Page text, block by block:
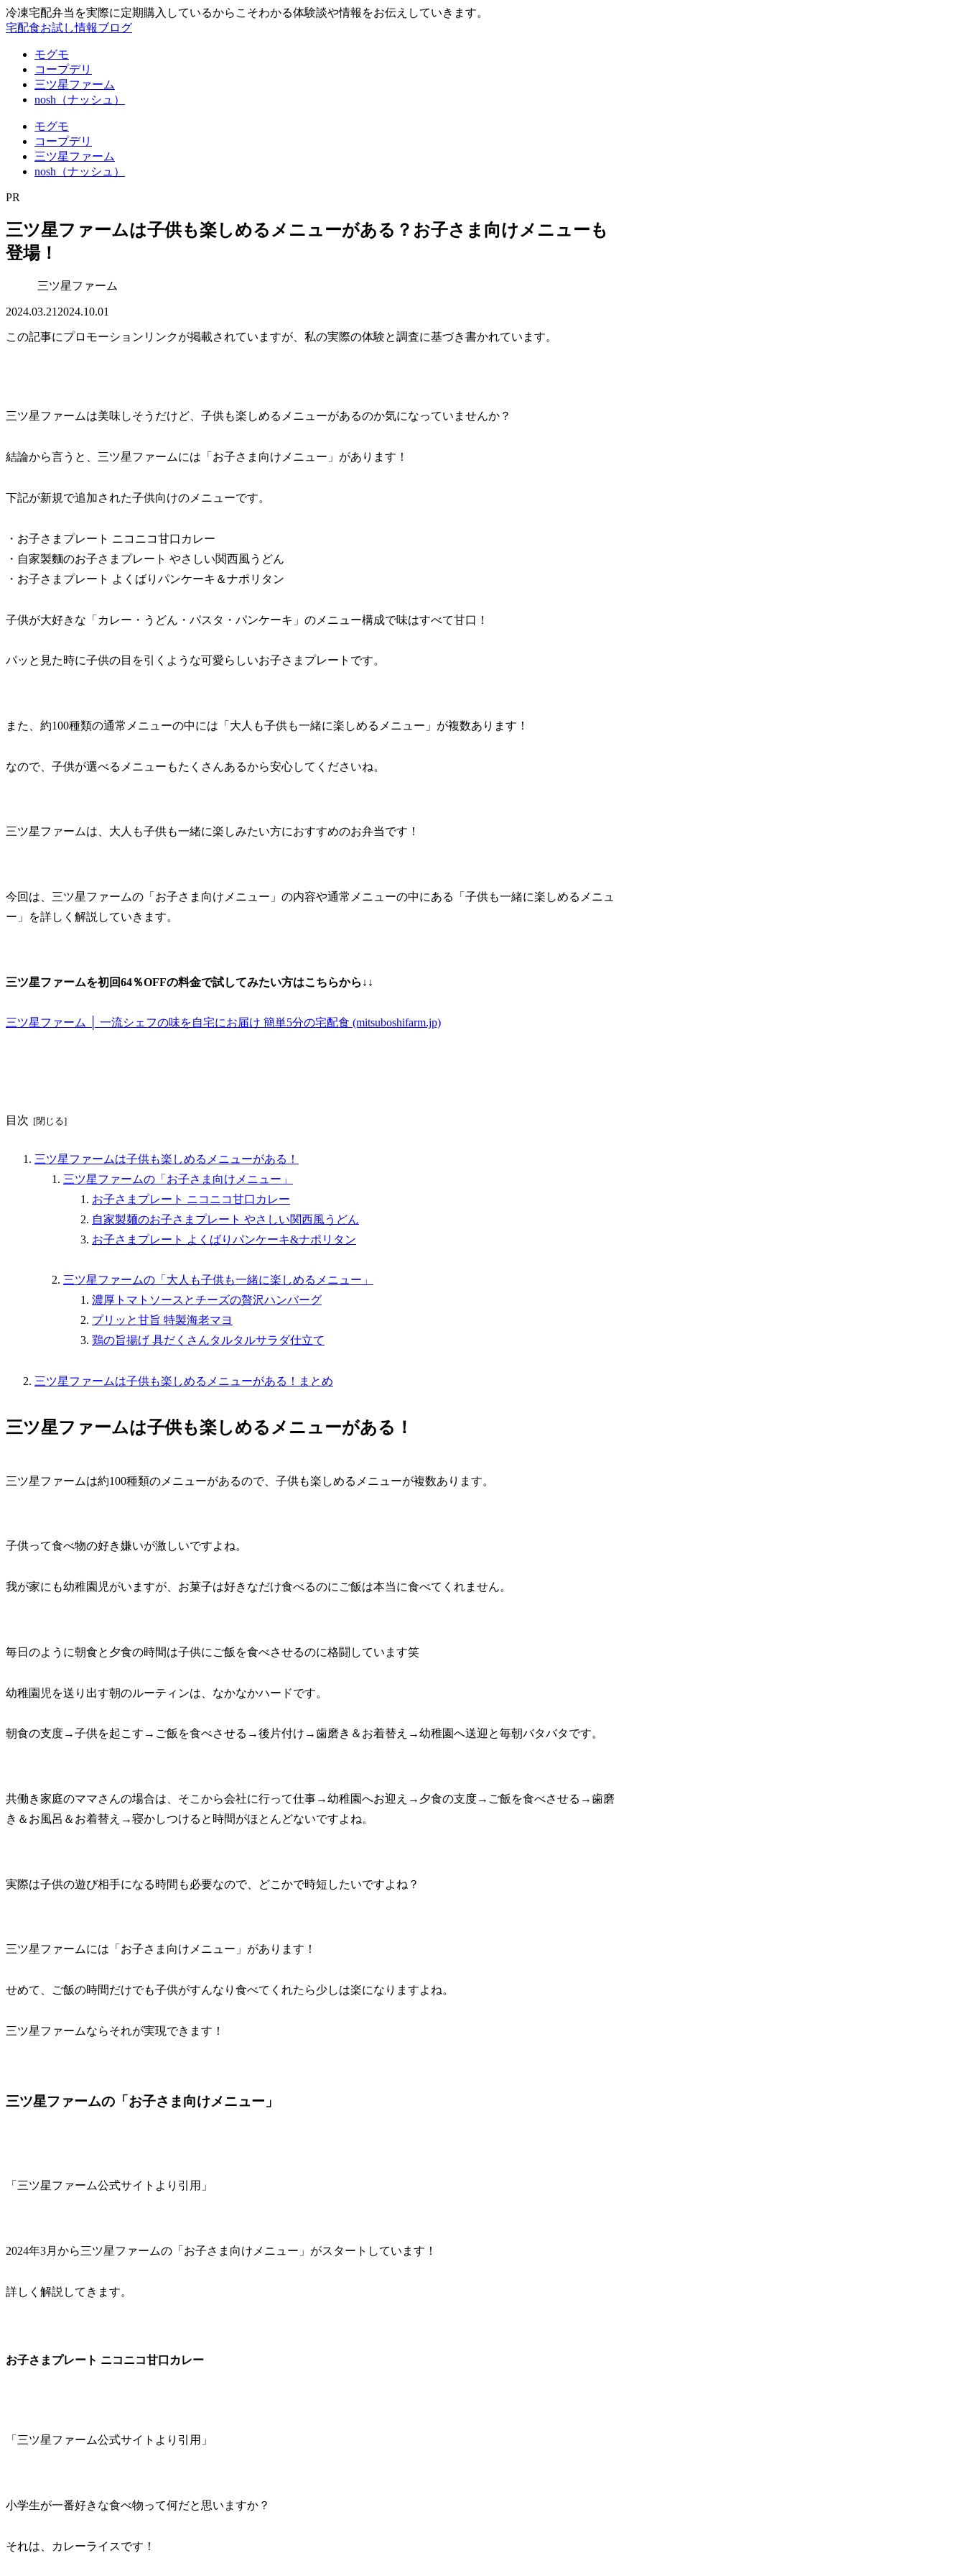
冷凍宅配弁当を実際に定期購入しているからこそわかる体験談や情報をお伝えしていきます。
宅配食お試し情報ブログ
モグモ
コープデリ
三ツ星ファーム
nosh（ナッシュ）
モグモ
コープデリ
三ツ星ファーム
nosh（ナッシュ）
PR
三ツ星ファームは子供も楽しめるメニューがある？お子さま向けメニューも
登場！
三ツ星ファーム
2024.03.21 2024.10.01
この記事にプロモーションリンクが掲載されていますが、私の実際の体験と調査に基づき書かれています。
三ツ星ファームは美味しそうだけど、子供も楽しめるメニューがあるのか気になっていませんか？
結論から言うと、三ツ星ファームには「お子さま向けメニュー」があります！
下記が新規で追加された子供向けのメニューです。
・お子さまプレート ニコニコ甘口カレー
・自家製麵のお子さまプレート やさしい関西風うどん
・お子さまプレート よくばりパンケーキ＆ナポリタン
子供が大好きな「カレー・うどん・パスタ・パンケーキ」のメニュー構成で味はすべて甘口！
パッと見た時に子供の目を引くような可愛らしいお子さまプレートです。
また、約100種類の通常メニューの中には「大人も子供も一緒に楽しめるメニュー」が複数あります！
なので、子供が選べるメニューもたくさんあるから安心してくださいね。
三ツ星ファームは、大人も子供も一緒に楽しみたい方におすすめのお弁当です！
今回は、三ツ星ファームの「お子さま向けメニュー」の内容や通常メニューの中にある「子供も一緒に楽しめるメニュ
ー」を詳しく解説していきます。
三ツ星ファームを初回64％OFFの料金で試してみたい方はこちらから↓↓
三ツ星ファーム │ 一流シェフの味を自宅にお届け 簡単5分の宅配食 (mitsuboshifarm.jp)
目次
三ツ星ファームは子供も楽しめるメニューがある！
三ツ星ファームの「お子さま向けメニュー」
お子さまプレート ニコニコ甘口カレー
自家製麺のお子さまプレート やさしい関西風うどん
お子さまプレート よくばりパンケーキ&ナポリタン
三ツ星ファームの「大人も子供も一緒に楽しめるメニュー」
濃厚トマトソースとチーズの贅沢ハンバーグ
プリッと甘旨 特製海老マヨ
鶏の旨揚げ 具だくさんタルタルサラダ仕立て
三ツ星ファームは子供も楽しめるメニューがある！まとめ
三ツ星ファームは子供も楽しめるメニューがある！
三ツ星ファームは約100種類のメニューがあるので、子供も楽しめるメニューが複数あります。
子供って食べ物の好き嫌いが激しいですよね。
我が家にも幼稚園児がいますが、お菓子は好きなだけ食べるのにご飯は本当に食べてくれません。
毎日のように朝食と夕食の時間は子供にご飯を食べさせるのに格闘しています笑
幼稚園児を送り出す朝のルーティンは、なかなかハードです。
朝食の支度→子供を起こす→ご飯を食べさせる→後片付け→歯磨き＆お着替え→幼稚園へ送迎と毎朝バタバタです。
共働き家庭のママさんの場合は、そこから会社に行って仕事→幼稚園へお迎え→夕食の支度→ご飯を食べさせる→歯磨
き＆お風呂＆お着替え→寝かしつけると時間がほとんどないですよね。
実際は子供の遊び相手になる時間も必要なので、どこかで時短したいですよね？
三ツ星ファームには「お子さま向けメニュー」があります！
せめて、ご飯の時間だけでも子供がすんなり食べてくれたら少しは楽になりますよね。
三ツ星ファームならそれが実現できます！
三ツ星ファームの「お子さま向けメニュー」
「三ツ星ファーム公式サイトより引用」
2024年3月から三ツ星ファームの「お子さま向けメニュー」がスタートしています！
詳しく解説してきます。
お子さまプレート ニコニコ甘口カレー
「三ツ星ファーム公式サイトより引用」
小学生が一番好きな食べ物って何だと思いますか？
それは、カレーライスです！